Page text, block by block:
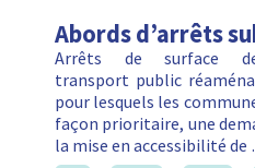
Abords d’arrêts
Arrêts de surface
transport public
pour lesquels les
façon prioritaire, une
la mise en accessibilité